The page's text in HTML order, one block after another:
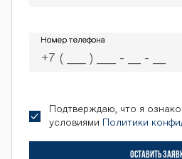
254К
BTZ-
254К
Номер телефона
Номер телефона
Подтверждаю, что я
условиями
Политики
ОСТАВИТЬ